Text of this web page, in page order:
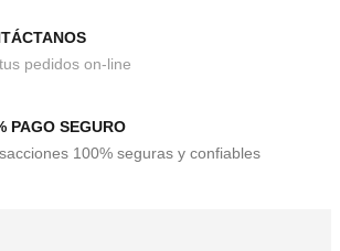
pedidos on-line
PAGO SEGURO
100% seguras y confiables